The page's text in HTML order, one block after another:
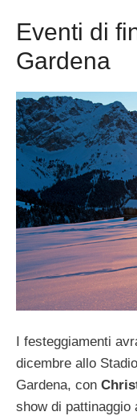
Eventi di
Gardena
I festeggiamenti
dicembre allo
Gardena, con
show di pattinaggio